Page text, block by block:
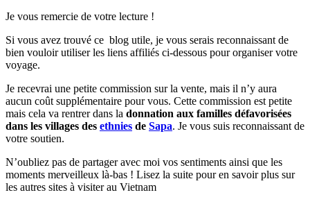
Je vous remercie de votre lecture !
Si vous avez trouvé ce blog utile, je vous serais reconnaissant de
bien vouloir utiliser les liens affiliés ci-dessous pour organiser votre
voyage.
Je recevrai une petite commission sur la vente, mais il n’y aura
aucun coût supplémentaire pour vous. Cette commission est petite
mais cela va rentrer dans la donnation aux familles défavorisées
dans les villages des ethnies de Sapa. Je vous suis reconnaissant de
votre soutien.
N’oubliez pas de partager avec moi vos sentiments ainsi que les
moments merveilleux là-bas ! Lisez la suite pour en savoir plus sur
les autres sites à visiter au Vietnam